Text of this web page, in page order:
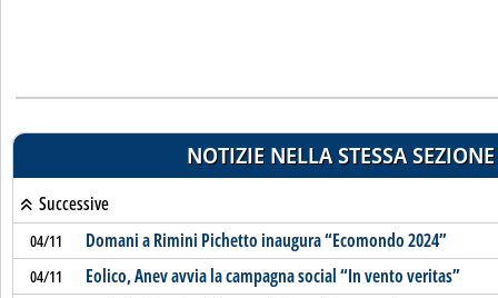
NOTIZIE NELLA STESSA SEZIONE
Successive
04/11 Domani a Rimini Pichetto inaugura “Ecomondo 2024”
04/11 Eolico, Anev avvia la campagna social “In vento veritas”